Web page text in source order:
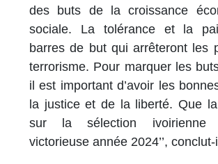
des buts de la croissance
sociale. La tolérance et la
barres de but qui arrêteront les
terrorisme. Pour marquer les
il est important d’avoir les
la justice et de la liberté. Que
sur la sélection ivoirienne
victorieuse année 2024’’, conclut-